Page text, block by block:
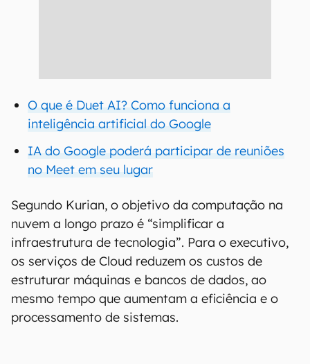
O que é Duet AI? Como funciona a
inteligência artificial do Google
IA do Google poderá participar de reuniões
no Meet em seu lugar
Segundo Kurian, o objetivo da computação na
nuvem a longo prazo é “simplificar a
infraestrutura de tecnologia”. Para o executivo,
os serviços de Cloud reduzem os custos de
estruturar máquinas e bancos de dados, ao
mesmo tempo que aumentam a eficiência e o
processamento de sistemas.